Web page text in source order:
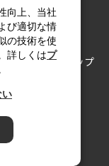
って サイトマップ
reserved.
向上、当社
び適切な情
の技術を使
詳しくはプ